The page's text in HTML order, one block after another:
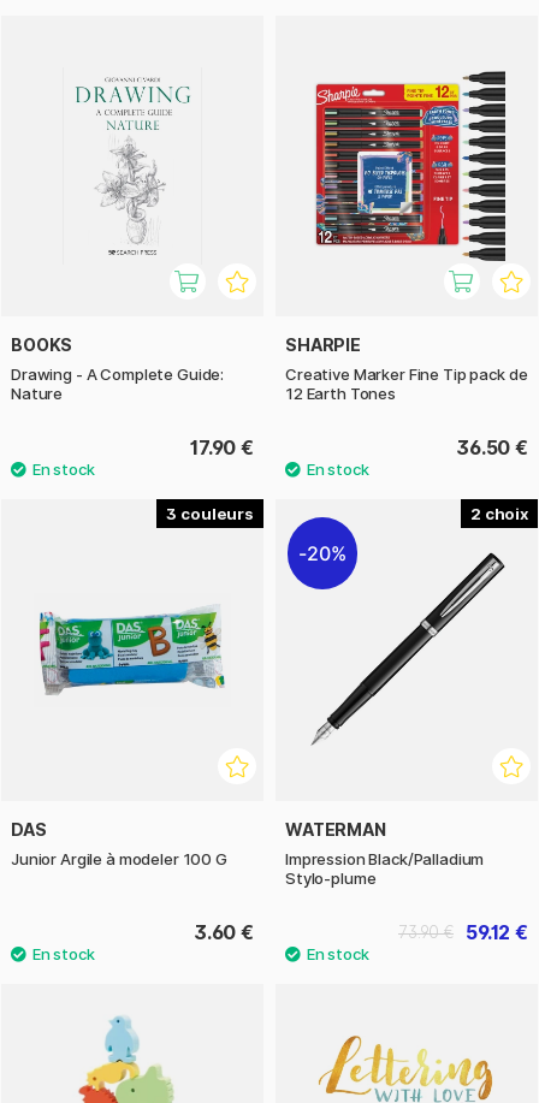
BOOKS
Drawing - A Complete Guide:
Nature
17.90 €
SHARPIE
Creative Marker Fine Tip pack de
12 Earth Tones
36.50 €
3
DAS
Junior Argile à modeler 100 G
3.60 €
2
20%
WATERMAN
Impression Black/Palladium
Stylo-plume
59.12 €
73.90 €